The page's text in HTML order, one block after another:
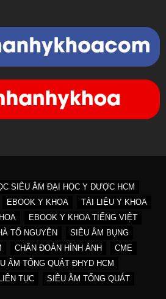
SIÊU ÂM ĐẠI HỌC Y DƯỢC HCM
EBOOK Y KHOA
TÀI LIỆU Y KHOA
EBOOK Y KHOA TIẾNG VIỆT
TỐ NGUYÊN
SIÊU ÂM BỤNG
CHẨN ĐOÁN HÌNH ẢNH
CME
ÂM TỔNG QUÁT ĐHYD HCM
TỤC
SIÊU ÂM TỔNG QUÁT